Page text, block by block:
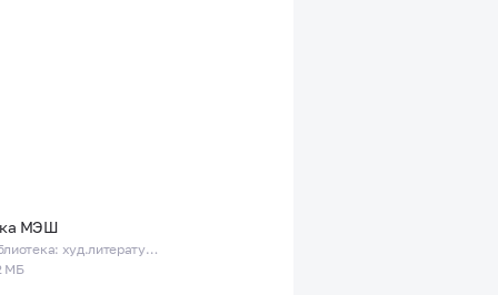
МЭШ
Онлайн-библиотека: худ.литература, сценарии уроков, приложения, тесты и др.
МБ